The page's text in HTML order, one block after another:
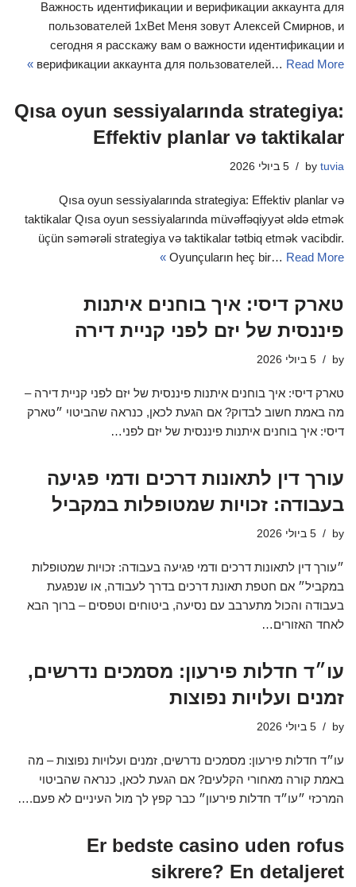
Важность идентификации и верификации аккаунта для
пользователей 1xBet Меня зовут Алексей Смирнов, и
сегодня я расскажу вам о важности идентификации и
верификации аккаунта для пользователей… Read More »
Qısa oyun sessiyalarında strategiya:
Effektiv planlar və taktikalar
by tuvia 5 ביולי 2026
Qısa oyun sessiyalarında strategiya: Effektiv planlar və
taktikalar Qısa oyun sessiyalarında müvəffəqiyyət əldə etmək
üçün səmərəli strategiya və taktikalar tətbiq etmək vacibdir.
Oyunçuların heç bir… Read More »
טארק דיסי: איך בוחנים איתנות
פיננסית של יזם לפני קניית דירה
by 5 ביולי 2026
טארק דיסי: איך בוחנים איתנות פיננסית של יזם לפני קניית דירה –
מה באמת חשוב לבדוק? אם הגעת לכאן, כנראה שהביטוי ״טארק
דיסי: איך בוחנים איתנות פיננסית של יזם לפני…
עורך דין לתאונות דרכים ודמי פגיעה
בעבודה: זכויות שמטופלות במקביל
by 5 ביולי 2026
״עורך דין לתאונות דרכים ודמי פגיעה בעבודה: זכויות שמטופלות
במקביל״ אם חטפת תאונת דרכים בדרך לעבודה, או שנפגעת
בעבודה והכול מתערבב עם נסיעה, ביטוחים וטפסים – ברוך הבא
לאחד האזורים…
עו״ד חדלות פירעון: מסמכים נדרשים,
זמנים ועלויות נפוצות
by 5 ביולי 2026
עו״ד חדלות פירעון: מסמכים נדרשים, זמנים ועלויות נפוצות – מה
באמת קורה מאחורי הקלעים? אם הגעת לכאן, כנראה שהביטוי
המרכזי ״עו״ד חדלות פירעון״ כבר קפץ לך מול העיניים לא פעם.…
Er bedste casino uden rofus
sikrere? En detaljeret